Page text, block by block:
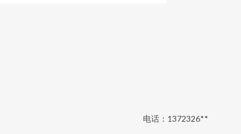
电话：1372326**